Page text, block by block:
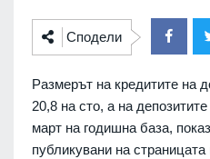
Сподели
Размерът на кредитите на
20,8 на сто, а на
март на годишна база,
публикувани на страницата